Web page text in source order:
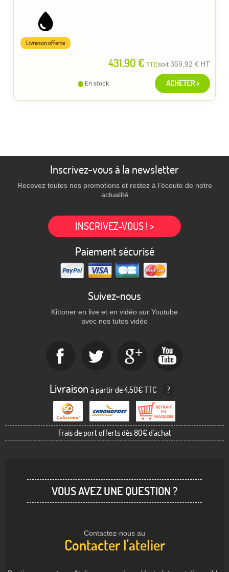
431,90 € TTCsoit359,92 € HT
Livraison offerte
En stock ACHETER >
Inscrivez-vous à la newsletter
Recevez toutes nos promotions et restez à l'écoute de notre
actualité
INSCRIVEZ-VOUS ! >
Paiement sécurisé
Suivez-nous
Kittoner en live et en vidéo sur Youtube
avec nos tutos vidéo
Livraison à partir de 4,50€ TTC ?
Frais de port offerts dès 80€ d'achat
VOUS AVEZ UNE QUESTION ?
Contactez-nous au
Contacter l'atelier